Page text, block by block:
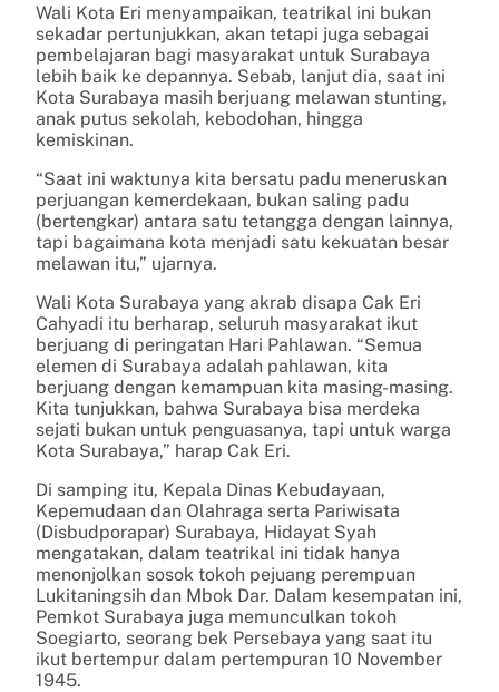
Wali Kota Eri menyampaikan, teatrikal ini bukan
sekadar pertunjukkan, akan tetapi juga sebagai
pembelajaran bagi masyarakat untuk Surabaya
lebih baik ke depannya. Sebab, lanjut dia, saat ini
Kota Surabaya masih berjuang melawan stunting,
anak putus sekolah, kebodohan, hingga
kemiskinan.
“Saat ini waktunya kita bersatu padu meneruskan
perjuangan kemerdekaan, bukan saling padu
(bertengkar) antara satu tetangga dengan lainnya,
tapi bagaimana kota menjadi satu kekuatan besar
melawan itu,” ujarnya.
Wali Kota Surabaya yang akrab disapa Cak Eri
Cahyadi itu berharap, seluruh masyarakat ikut
berjuang di peringatan Hari Pahlawan. “Semua
elemen di Surabaya adalah pahlawan, kita
berjuang dengan kemampuan kita masing-masing.
Kita tunjukkan, bahwa Surabaya bisa merdeka
sejati bukan untuk penguasanya, tapi untuk warga
Kota Surabaya,” harap Cak Eri.
Di samping itu, Kepala Dinas Kebudayaan,
Kepemudaan dan Olahraga serta Pariwisata
(Disbudporapar) Surabaya, Hidayat Syah
mengatakan, dalam teatrikal ini tidak hanya
menonjolkan sosok tokoh pejuang perempuan
Lukitaningsih dan Mbok Dar. Dalam kesempatan ini,
Pemkot Surabaya juga memunculkan tokoh
Soegiarto, seorang bek Persebaya yang saat itu
ikut bertempur dalam pertempuran 10 November
1945.